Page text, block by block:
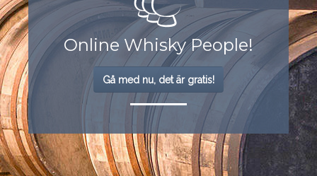
Online Whisky People!
Gå med nu, det är gratis!